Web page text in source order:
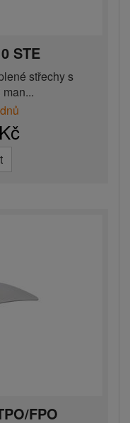
STE
střechy s
FPO